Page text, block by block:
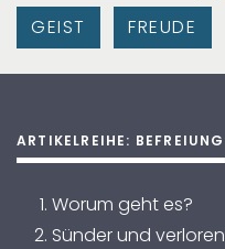
GEIST
FREUDE
ARTIKELREIHE: BEFREIUNG
Worum geht es?
Sünder und verloren